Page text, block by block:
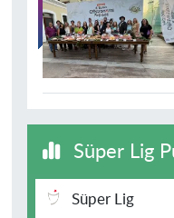
Süper Lig
Süper Lig